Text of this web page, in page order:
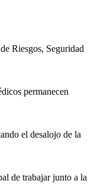
Riesgos, Seguridad
permanecen
el desalojo de la
de trabajar junto a la